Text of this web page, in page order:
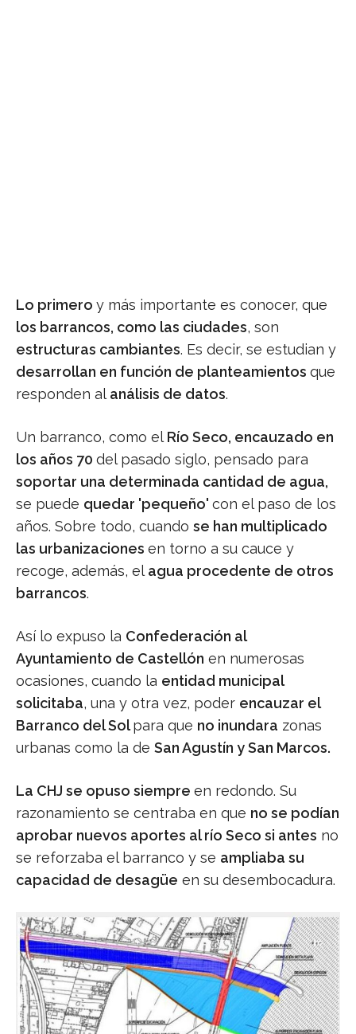
Lo primero y más importante es conocer, que
los barrancos, como las ciudades, son
estructuras cambiantes. Es decir, se estudian y
desarrollan en función de planteamientos que
responden al análisis de datos.
Un barranco, como el Río Seco, encauzado en
los años 70 del pasado siglo, pensado para
soportar una determinada cantidad de agua,
se puede quedar 'pequeño' con el paso de los
años. Sobre todo, cuando se han multiplicado
las urbanizaciones en torno a su cauce y
recoge, además, el agua procedente de otros
barrancos.
Así lo expuso la Confederación al
Ayuntamiento de Castellón en numerosas
ocasiones, cuando la entidad municipal
solicitaba, una y otra vez, poder encauzar el
Barranco del Solpara que no inundara zonas
urbanas como la de San Agustín y San Marcos.
La CHJ se opuso siempre en redondo. Su
razonamiento se centraba en que no se podían
aprobar nuevos aportes al río Seco si antes no
se reforzaba el barranco y se ampliaba su
capacidad de desagüe en su desembocadura.